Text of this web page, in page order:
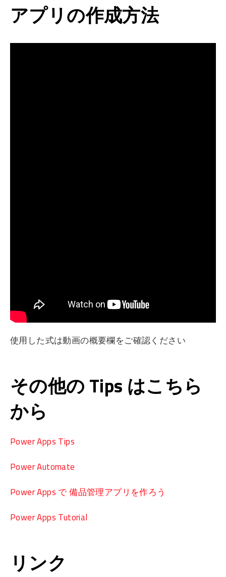
アプリの作成方法
使用した式は動画の概要欄をご確認ください
その他の Tips はこちら
から
Power Apps Tips
Power Automate
Power Apps で 備品管理アプリを作ろう
Power Apps Tutorial
リンク